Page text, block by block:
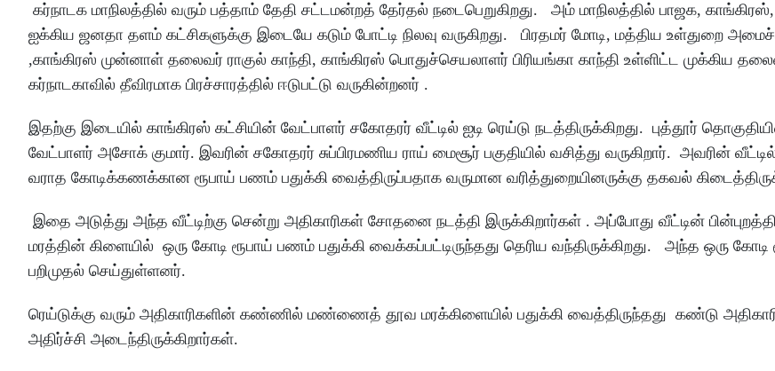
கர்நாடக மாநிலத்தில் வரும் பத்தாம் தேதி சட்டமன்றத் தேர்தல் நடைபெறுகிறது. அம் மாநிலத்தில் பாஜக,
ஐக்கிய ஜனதா தளம் கட்சிகளுக்கு இடையே கடும் போட்டி நிலவு வருகிறது. பிரதமர் மோடி, மத்திய உள்துறை
,காங்கிரஸ் முன்னாள் தலைவர் ராகுல் காந்தி, காங்கிரஸ் பொதுச்செயலாளர் பிரியங்கா காந்தி உள்ளிட்ட முக்கிய
கர்நாடகாவில் தீவிரமாக பிரச்சாரத்தில் ஈடுபட்டு வருகின்றனர் .
இதற்கு இடையில் காங்கிரஸ் கட்சியின் வேட்பாளர் சகோதரர் வீட்டில் ஐடி ரெய்டு நடத்திருக்கிறது. புத்தூர்
வேட்பாளர் அசோக் குமார். இவரின் சகோதரர் சுப்பிரமணிய ராய் மைசூர் பகுதியில் வசித்து வருகிறார். அவரின்
வராத கோடிக்கணக்கான ரூபாய் பணம் பதுக்கி வைத்திருப்பதாக வருமான வரித்துறையினருக்கு தகவல்
இதை அடுத்து அந்த வீட்டிற்கு சென்று அதிகாரிகள் சோதனை நடத்தி இருக்கிறார்கள் . அப்போது வீட்டின்
மரத்தின் கிளையில் ஒரு கோடி ரூபாய் பணம் பதுக்கி வைக்கப்பட்டிருந்தது தெரிய வந்திருக்கிறது. அந்த ஒரு
பறிமுதல் செய்துள்ளனர்.
ரெய்டுக்கு வரும் அதிகாரிகளின் கண்ணில் மண்ணைத் தூவ மரக்கிளையில் பதுக்கி வைத்திருந்தது கண்டு
அதிர்ச்சி அடைந்திருக்கிறார்கள்.